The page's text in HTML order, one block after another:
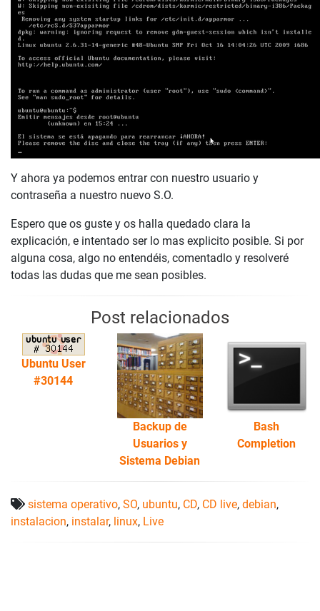
Y ahora ya podemos entrar con nuestro usuario y
contraseña a nuestro nuevo S.O.
Espero que os guste y os halla quedado clara la
explicación, e intentado ser lo mas explicito posible. Si por
alguna cosa, algo no entendéis, comentadlo y resolveré
todas las dudas que me sean posibles.
Post relacionados
Ubuntu User
#30144
Backup de
Usuarios y
Sistema Debian
Bash
Completion
sistema operativo, SO, ubuntu, CD, CD live, debian,
instalacion, instalar, linux, Live